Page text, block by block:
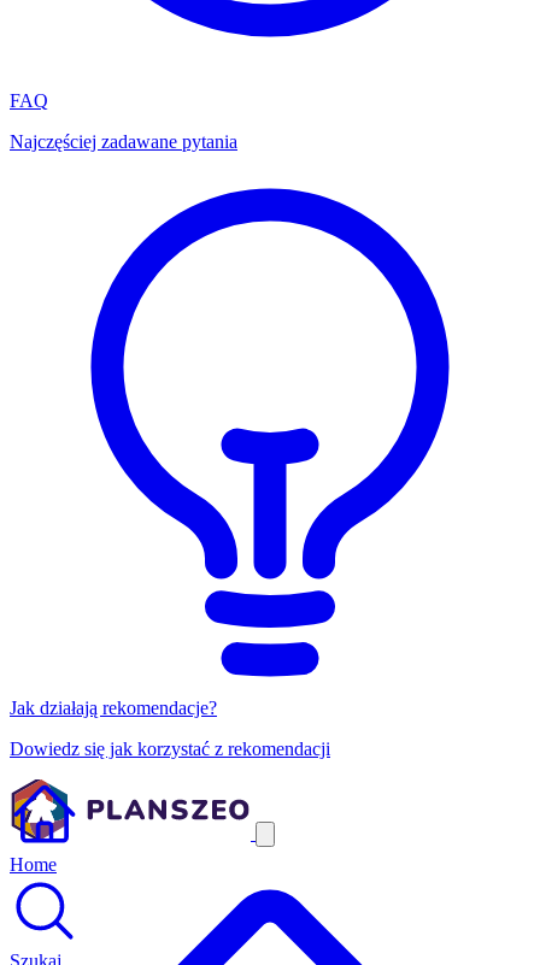
FAQ
Najczęściej zadawane pytania
Jak działają rekomendacje?
Dowiedz się jak korzystać z rekomendacji
Home
Szukaj